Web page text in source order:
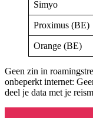
Simyo
Proximus (BE)
Orange (BE)
Geen zin in
onbeperkt internet:
deel je data met je